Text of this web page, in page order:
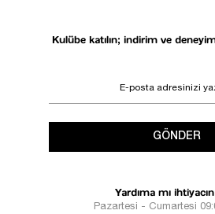
Kulübe katılın; indirim ve
GÖNDER
Yardıma mı
Pazartesi - Cumartesi